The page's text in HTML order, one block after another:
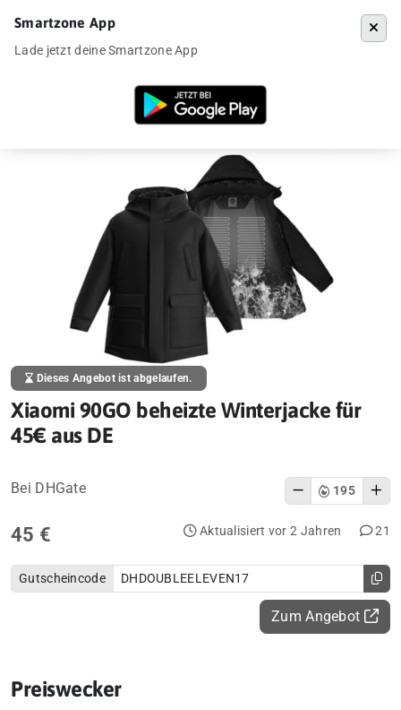
»Xiaomi 90GO beheizte Winterjacke für 45€ aus
Dieses Angebot ist abgelaufen.
Xiaomi 90GO beheizte Winterjacke für
45€ aus DE
Bei DHGate 195
45 € Aktualisiert vor 2 Jahren 21
Gutscheincode DHDOUBLEELEVEN17
Zum Angebot
Preiswecker
Smartzone App
Lade jetzt deine Smartzone App